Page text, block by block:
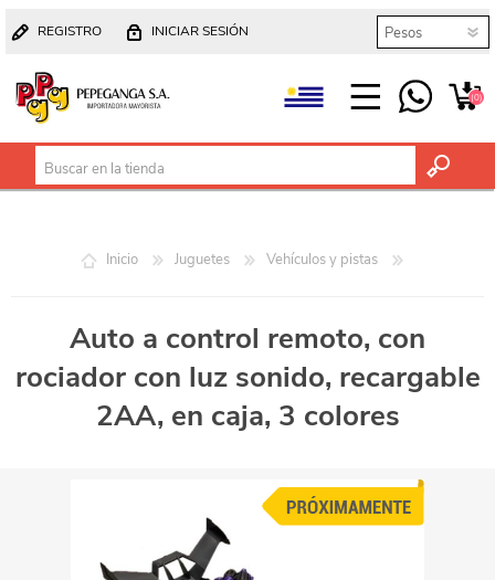
REGISTRO INICIAR SESIÓN
(0)
Inicio Juguetes Vehículos y pistas
Auto a control remoto, con
rociador con luz sonido, recargable
2AA, en caja, 3 colores